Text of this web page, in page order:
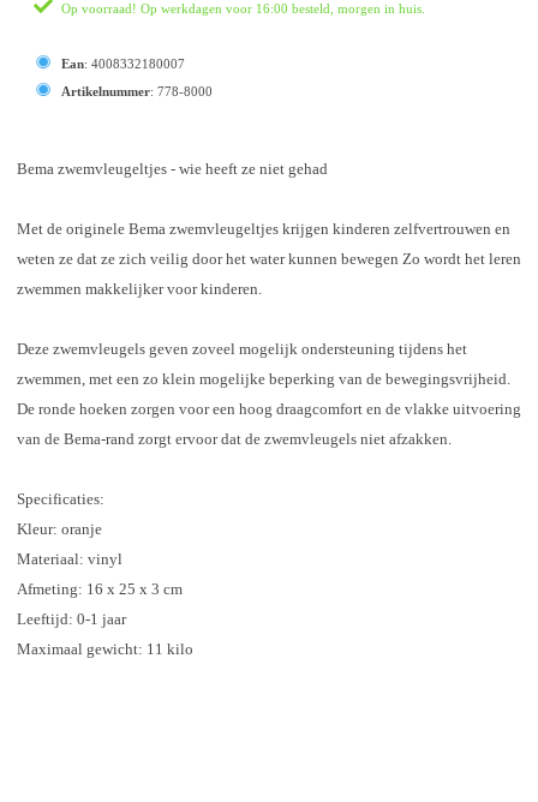
Op voorraad! Op werkdagen voor 16:00 besteld, morgen in huis.
Ean: 4008332180007
Artikelnummer: 778-8000
Bema zwemvleugeltjes - wie heeft ze niet gehad
Met de originele Bema zwemvleugeltjes krijgen kinderen zelfvertrouwen en
weten ze dat ze zich veilig door het water kunnen bewegen Zo wordt het leren
zwemmen makkelijker voor kinderen.
Deze zwemvleugels geven zoveel mogelijk ondersteuning tijdens het
zwemmen, met een zo klein mogelijke beperking van de bewegingsvrijheid.
De ronde hoeken zorgen voor een hoog draagcomfort en de vlakke uitvoering
van de Bema-rand zorgt ervoor dat de zwemvleugels niet afzakken.
Specificaties:
Kleur: oranje
Materiaal: vinyl
Afmeting: 16 x 25 x 3 cm
Leeftijd: 0-1 jaar
Maximaal gewicht: 11 kilo